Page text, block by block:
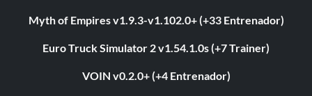
Myth of Empires v1.9.3-v1.102.0+ (+33 Entrenador)
Euro Truck Simulator 2 v1.54.1.0s (+7 Trainer)
VOIN v0.2.0+ (+4 Entrenador)